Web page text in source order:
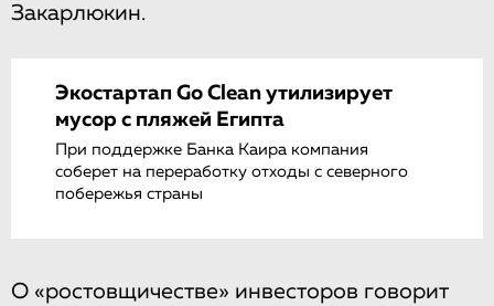
Закарлюкин.
Экостартап Go Clean утилизирует
мусор с пляжей Египта
При поддержке Банка Каира компания
соберет на переработку отходы с северного
побережья страны
О «ростовщичестве» инвесторов говорит